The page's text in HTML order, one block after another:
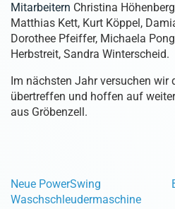
Mitarbeitern Christina
Matthias Kett, Kurt Köppel,
Dorothee Pfeiffer, Michaela
Herbstreit, Sandra Winterscheid.
Im nächsten Jahr versuchen wir
übertreffen und hoffen auf
aus Gröbenzell.
Neue PowerSwing
Waschschleudermaschine